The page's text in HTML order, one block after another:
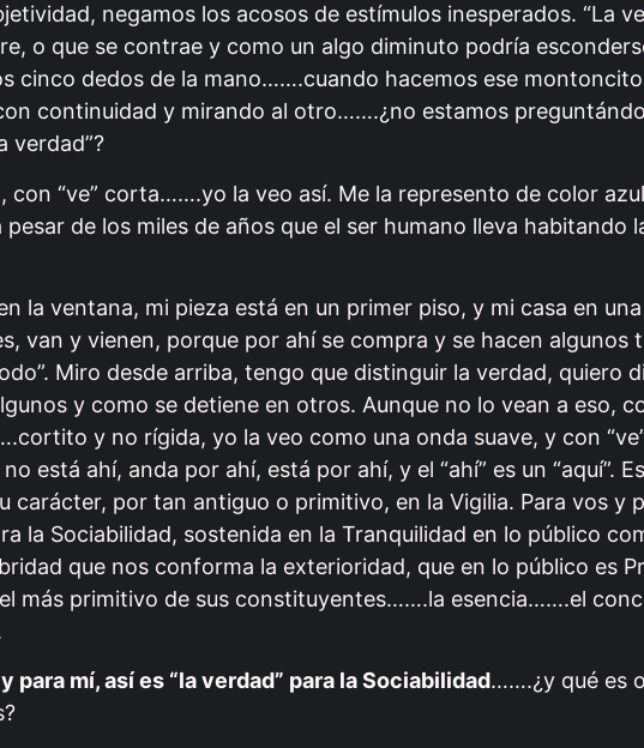
negamos los acosos de estímulos inesperados. “La
o que se contrae y como un algo diminuto podría
cinco dedos de la mano…….cuando hacemos ese
continuidad y mirando al otro…….¿no estamos
verdad”?
con “ve” corta…….yo la veo así. Me la represento de color
de los miles de años que el ser humano lleva habitando
la ventana, mi pieza está en un primer piso, y mi casa en
van y vienen, porque por ahí se compra y se hacen algunos
Miro desde arriba, tengo que distinguir la verdad, quiero
y como se detiene en otros. Aunque no lo vean a eso,
y no rígida, yo la veo como una onda suave, y con
está ahí, anda por ahí, está por ahí, y el “ahí” es un “aquí”.
carácter, por tan antiguo o primitivo, en la Vigilia. Para vos y
la Sociabilidad, sostenida en la Tranquilidad en lo público
que nos conforma la exterioridad, que en lo público es
más primitivo de sus constituyentes…….la esencia…….el
para mí, así es “la verdad” para la Sociabilidad…….¿y qué es